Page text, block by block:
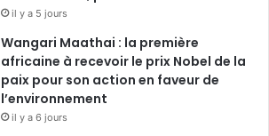
il y a 5 jours
Wangari Maathai : la première
africaine à recevoir le prix Nobel de la
paix pour son action en faveur de
l’environnement
il y a 6 jours